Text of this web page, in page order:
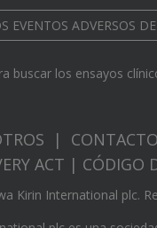
EVENTOS ADVERSOS
buscar los ensayos
| CONTACTO
ACT | CÓDIGO
Kirin International plc.